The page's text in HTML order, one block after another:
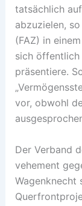
tatsächlich
abzuzielen,
(FAZ) in
sich öffentlich
präsentiere.
vor, obwohl
Der Verband
vehement
Wagenknecht